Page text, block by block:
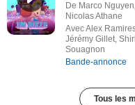
De Marco
Nicolas Athane
Avec Alex
Jérémy Gillet,
Souagnon
Bande-annonce
Tous les